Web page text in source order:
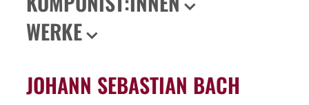
WERKE
JOHANN SEBASTIAN BACH